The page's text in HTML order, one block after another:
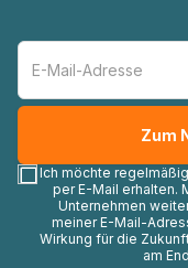
Ich möchte
per E-Mail erhalten.
Unternehmen
meiner E-Mail-
Wirkung für die
am